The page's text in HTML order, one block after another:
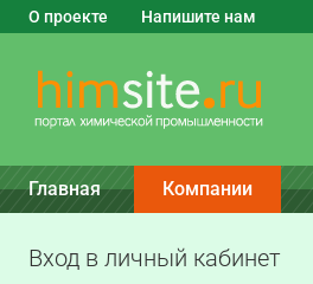
О проекте Напишите нам
Главная Компании
Вход в личный кабинет